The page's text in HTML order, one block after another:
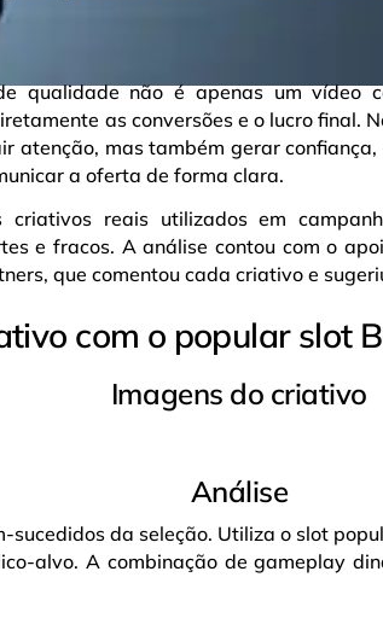
qualidade não é apenas um vídeo
as conversões e o lucro final.
atenção, mas também gerar
a oferta de forma clara.
criativos reais utilizados em
e fracos. A análise contou com o
que comentou cada criativo e
com o popular slot
Imagens do criativo
Análise
sucedidos da seleção. Utiliza o slot
alvo. A combinação de gameplay